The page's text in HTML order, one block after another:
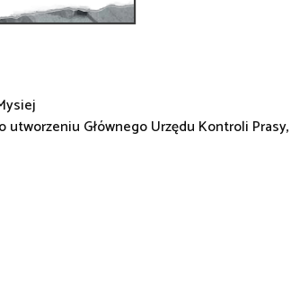
utworzeniu Głównego Urzędu Kontroli